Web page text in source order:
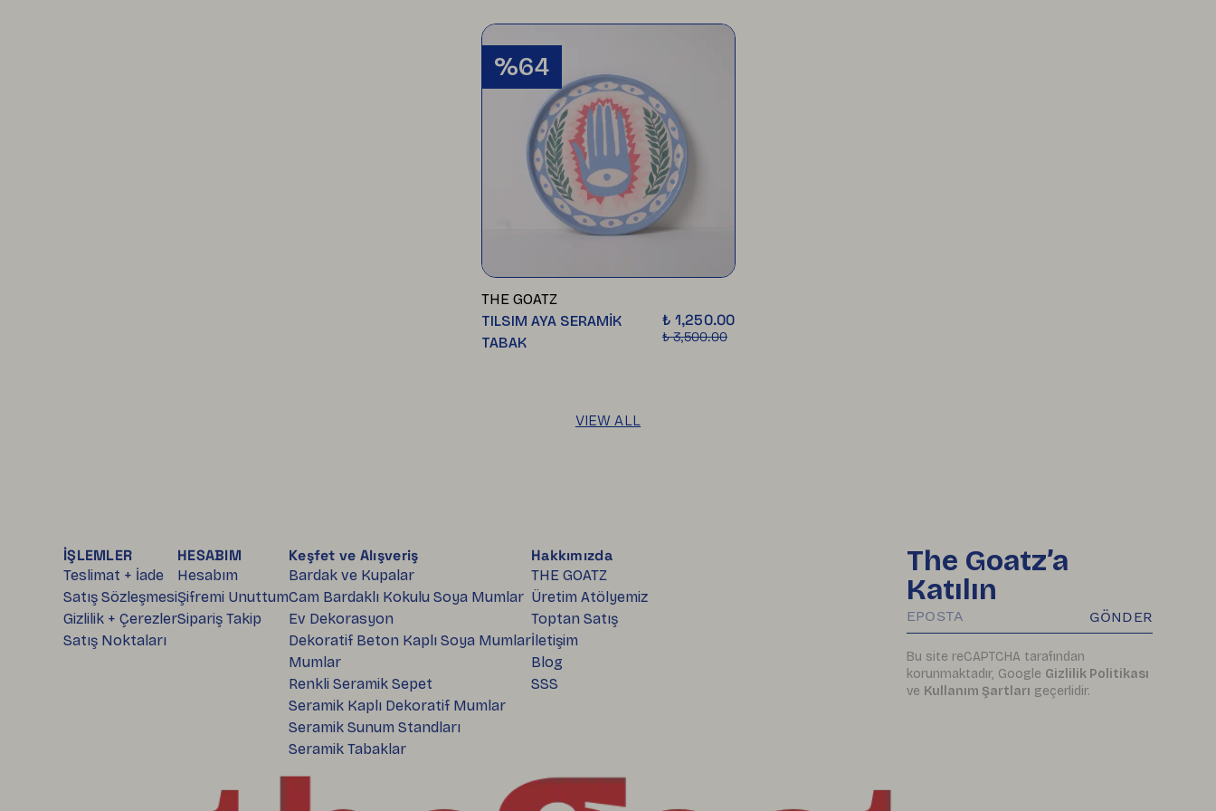
%64
THE GOATZ
TILSIM AYA SERAMİK
TABAK
₺ 1,250.00
₺ 3,500.00
VIEW ALL
İŞLEMLER
Teslimat + İade
Satış Sözleşmesi
Gizlilik + Çerezler
Satış Noktaları
HESABIM
Hesabım
Şifremi Unuttum
Sipariş Takip
Keşfet ve Alışveriş
Bardak ve Kupalar
Cam Bardaklı Kokulu Soya Mumlar
Ev Dekorasyon
Dekoratif Beton Kaplı Soya Mumlar
Mumlar
Renkli Seramik Sepet
Seramik Kaplı Dekoratif Mumlar
Seramik Sunum Standları
Seramik Tabaklar
Hakkımızda
THE GOATZ
Üretim Atölyemiz
Toptan Satış
İletişim
Blog
SSS
The Goatz’a
Katılın
GÖNDER
Bu site reCAPTCHA tarafından
korunmaktadır, Google Gizlilik Politikası
ve Kullanım Şartları geçerlidir.